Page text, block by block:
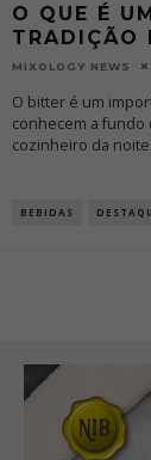
O QUE É
TRADIÇÃO
MIXOLOGY NEWS
O bitter é um
conhecem a fundo
cozinheiro da
BEBIDAS